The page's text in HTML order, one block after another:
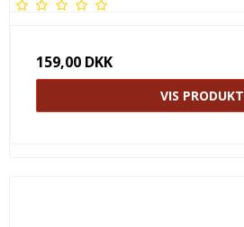
159,00 DKK
VIS PRODUKT